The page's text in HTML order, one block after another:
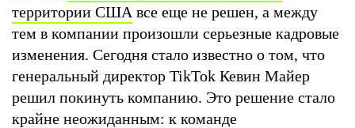
территории США все еще не решен, а между
тем в компании произошли серьезные кадровые
изменения. Сегодня стало известно о том, что
генеральный директор TikTok Кевин Майер
решил покинуть компанию. Это решение стало
крайне неожиданным: к команде